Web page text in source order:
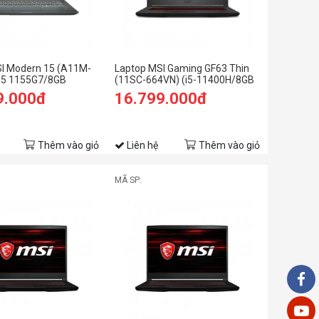
Modern 15 (A11M-
1155G7/8GB
SSD/15.6 inch
Vỏ nhôm/Xám)
Thêm vào giỏ
Laptop MSI Gaming GF63 Thin
(11SC-664VN) (i5-11400H/8GB
RAM/512GB SSD/GTX1650
4GB/15.6 inch FHD
16.799.000đ
Liên hệ Thêm vào giỏ
MÃ SP: